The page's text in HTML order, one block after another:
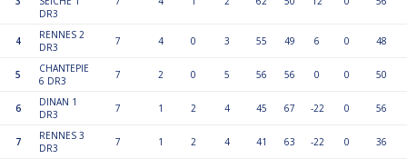
DR3
4
RENNES 2
DR3
7 4 0 3 55 49 6 0 48
5
CHANTEPIE
6 DR3
7 2 0 5 56 56 0 0 50
6
DINAN 1
DR3
7 1 2 4 45 67 -22 0 56
7
RENNES 3
DR3
7 1 2 4 41 63 -22 0 36